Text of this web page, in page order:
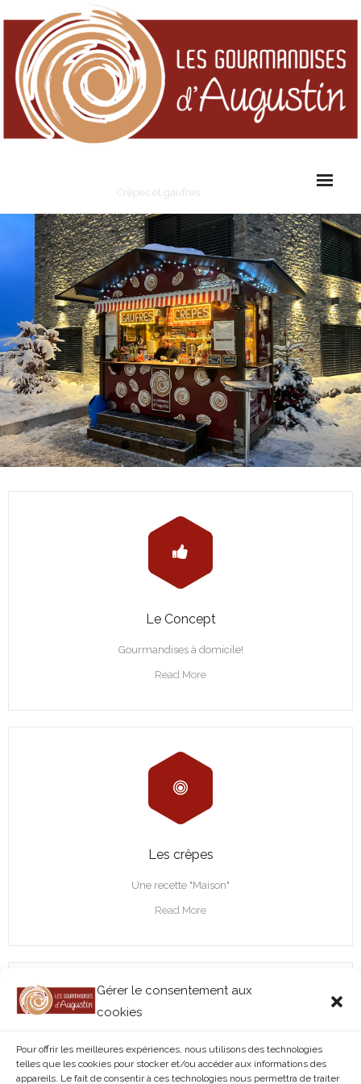
Gérer le consentement aux
cookies
Pour offrir les meilleures expériences, nous utilisons des technologies
telles que les cookies pour stocker et/ou accéder aux informations des
appareils. Le fait de consentir à ces technologies nous permettra de traiter
Crêpes et gaufres
Cart (0Items)
Le Concept
Gourmandises à domicile!
Read More
Les crêpes
Une recette "Maison"
Read More